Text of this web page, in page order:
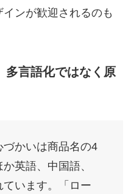
ンが歓迎されるのも
多言語化ではなく原
かいは商品名の4
英語、中国語、
います。「ロー